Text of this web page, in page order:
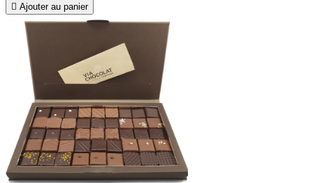
 Ajouter au panier